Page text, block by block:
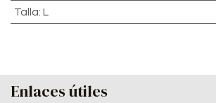
Talla: L
Enlaces útiles